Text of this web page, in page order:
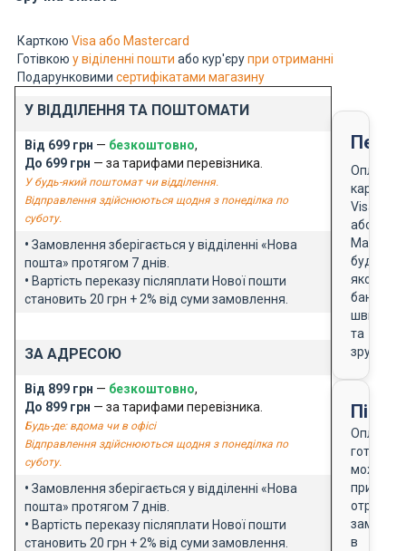
Карткою Visa або Mastercard
Готівкою у віділенні пошти або кур'єрупри отриманні
Подарунковими сертифікатами магазину
У ВІДДІЛЕННЯ ТА ПОШТОМАТИ
Від 699 грн — безкоштовно,
До 699 грн — за тарифами перевізника.
У будь-який поштомат чи відділення.
Відправлення здійснюються щодня з понеділка по
суботу.
• Замовлення зберігається у відділенні «Нова
пошта» протягом 7 днів.
• Вартість переказу післяплати Нової пошти
становить 20 грн + 2% від суми замовлення.
ЗА АДРЕСОЮ
Від 899 грн — безкоштовно,
До 899 грн — за тарифами перевізника.
Будь-де: вдома чи в офісі
Відправлення здійснюються щодня з понеділка по
суботу.
• Замовлення зберігається у відділенні «Нова
пошта» протягом 7 днів.
• Вартість переказу післяплати Нової пошти
становить 20 грн + 2% від суми замовлення.
Оплата
карткою
Visa
або
будь-
якого
банку
швидко
та
зручно
Оплата
готівкою
можлива
при
в